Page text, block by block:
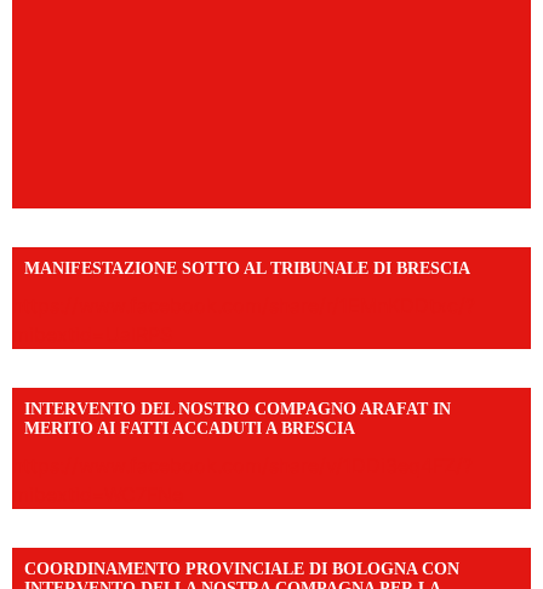
MANIFESTAZIONE SOTTO AL TRIBUNALE DI BRESCIA
INTERVENTO DEL NOSTRO COMPAGNO ARAFAT IN
MERITO AI FATTI ACCADUTI A BRESCIA
COORDINAMENTO PROVINCIALE DI BOLOGNA CON